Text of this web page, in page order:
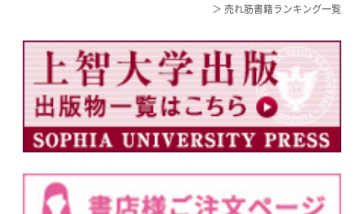
＞ 売れ筋書籍ランキング一覧